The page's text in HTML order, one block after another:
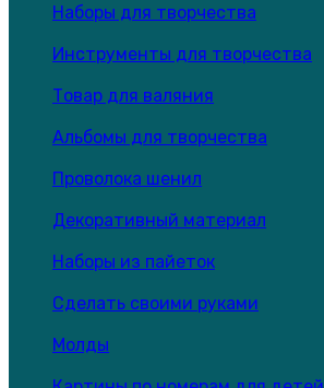
Наборы для творчества
Инструменты для творчества
Товар для валяния
Альбомы для творчества
Проволока шенил
Декоративный материал
Наборы из пайеток
Сделать своими руками
Молды